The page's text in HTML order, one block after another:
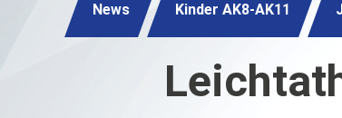
News Kinder AK8-AK11